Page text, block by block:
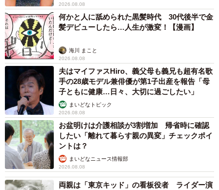
キツネザル団子もみたい」「混じりたい！」「紙芝居屋に
集まっていた子どもの頃のことを思いだした」「ついにヒ
ーターの季節！」などの反響が集まった。人間もワオキツ
ネザルにとっても厳しい冬までもうすぐだ。
2026.08.08
何かと人に舐められた黒髪時代 30代後半で金
髪デビューしたら…人生が激変！【漫画】
海川 まこと
2026.08.08
夫はマイファスHiro、義父母も義兄も超有名歌
手の28歳モデル兼俳優が第1子出産を報告「母
子ともに健康…日々、大切に過ごしたい」
まいどなトピック
2026.08.08
お盆明けは介護相談が3割増加 帰省時に確認
したい「離れて暮らす親の異変」チェックポイ
ントは？
まいどなニュース情報部
2026.08.08
両親は「東京キッド」の看板役者 ライダー演